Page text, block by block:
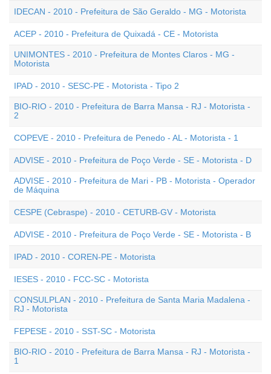
IDECAN - 2010 - Prefeitura de São Geraldo - MG - Motorista
ACEP - 2010 - Prefeitura de Quixadá - CE - Motorista
UNIMONTES - 2010 - Prefeitura de Montes Claros - MG -
Motorista
IPAD - 2010 - SESC-PE - Motorista - Tipo 2
BIO-RIO - 2010 - Prefeitura de Barra Mansa - RJ - Motorista -
2
COPEVE - 2010 - Prefeitura de Penedo - AL - Motorista - 1
ADVISE - 2010 - Prefeitura de Poço Verde - SE - Motorista - D
ADVISE - 2010 - Prefeitura de Mari - PB - Motorista - Operador
de Máquina
CESPE (Cebraspe) - 2010 - CETURB-GV - Motorista
ADVISE - 2010 - Prefeitura de Poço Verde - SE - Motorista - B
IPAD - 2010 - COREN-PE - Motorista
IESES - 2010 - FCC-SC - Motorista
CONSULPLAN - 2010 - Prefeitura de Santa Maria Madalena -
RJ - Motorista
FEPESE - 2010 - SST-SC - Motorista
BIO-RIO - 2010 - Prefeitura de Barra Mansa - RJ - Motorista -
1